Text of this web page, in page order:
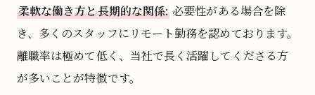
柔軟な働き方と長期的な関係: 必要性がある場合を除
き、多くのスタッフにリモート勤務を認めております。
離職率は極めて低く、当社で長く活躍してくださる方
が多いことが特徴です。